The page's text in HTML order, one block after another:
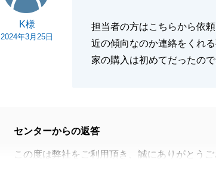
K様
2024年3月25日
担当者の方はこちらから依
近の傾向なのか連絡をくれ
家の購入は初めてだったの
センターからの返答
この度は弊社をご利用頂き、誠にありがとうご